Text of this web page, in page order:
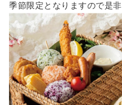
季節限定となりますので是